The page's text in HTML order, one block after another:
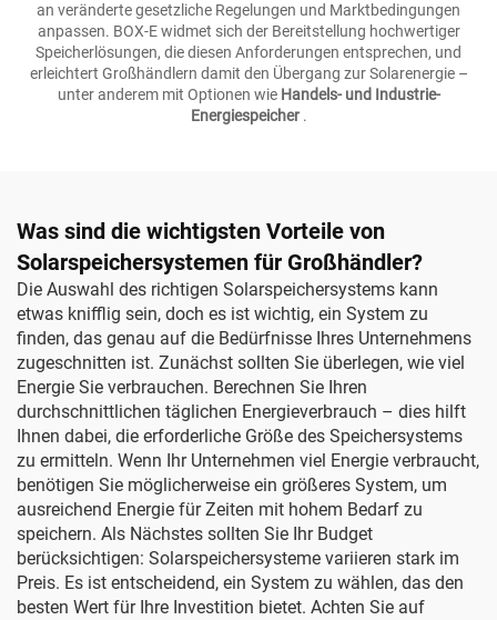
an veränderte gesetzliche Regelungen und Marktbedingungen
anpassen. BOX-E widmet sich der Bereitstellung hochwertiger
Speicherlösungen, die diesen Anforderungen entsprechen, und
erleichtert Großhändlern damit den Übergang zur Solarenergie –
unter anderem mit Optionen wie Handels- und Industrie-
Energiespeicher .
Was sind die wichtigsten Vorteile von
Solarspeichersystemen für Großhändler?
Die Auswahl des richtigen Solarspeichersystems kann
etwas knifflig sein, doch es ist wichtig, ein System zu
finden, das genau auf die Bedürfnisse Ihres Unternehmens
zugeschnitten ist. Zunächst sollten Sie überlegen, wie viel
Energie Sie verbrauchen. Berechnen Sie Ihren
durchschnittlichen täglichen Energieverbrauch – dies hilft
Ihnen dabei, die erforderliche Größe des Speichersystems
zu ermitteln. Wenn Ihr Unternehmen viel Energie verbraucht,
benötigen Sie möglicherweise ein größeres System, um
ausreichend Energie für Zeiten mit hohem Bedarf zu
speichern. Als Nächstes sollten Sie Ihr Budget
berücksichtigen: Solarspeichersysteme variieren stark im
Preis. Es ist entscheidend, ein System zu wählen, das den
besten Wert für Ihre Investition bietet. Achten Sie auf